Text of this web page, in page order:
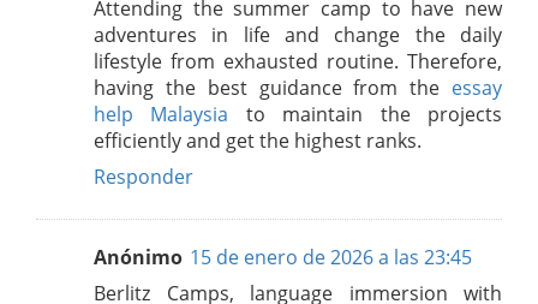
Attending the summer camp to have new
adventures in life and change the daily
lifestyle from exhausted routine. Therefore,
having the best guidance from the essay
help Malaysia to maintain the projects
efficiently and get the highest ranks.
Responder
Anónimo 15 de enero de 2026 a las 23:45
Berlitz Camps, language immersion with